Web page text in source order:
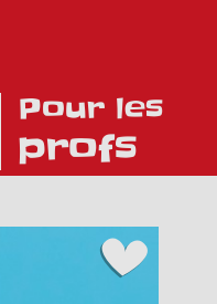
Pour les
profs